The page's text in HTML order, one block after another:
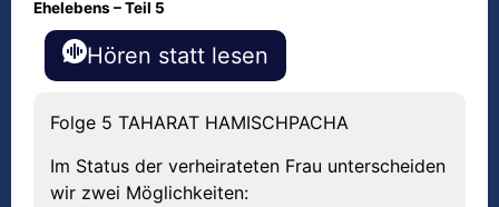
Ehelebens – Teil 5
Hören statt lesen
Folge 5 TAHARAT HAMISCHPACHA
Im Status der verheirateten Frau unterscheiden
wir zwei Möglichkeiten: